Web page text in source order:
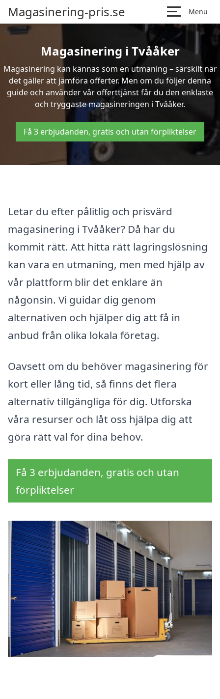
Magasinering-pris.se Menu
Magasinering i Tvååker
Magasinering kan kännas som en utmaning – särskilt när
det gäller att jämföra offerter. Men om du följer denna
guide och använder vår offerttjänst får du den enklaste
och tryggaste magasineringen i Tvååker.
Få 3 erbjudanden, gratis och utan förpliktelser
Letar du efter pålitlig och prisvärd
magasinering i Tvååker? Då har du
kommit rätt. Att hitta rätt lagringslösning
kan vara en utmaning, men med hjälp av
vår plattform blir det enklare än
någonsin. Vi guidar dig genom
alternativen och hjälper dig att få in
anbud från olika lokala företag.
Oavsett om du behöver magasinering för
kort eller lång tid, så finns det flera
alternativ tillgängliga för dig. Utforska
våra resurser och låt oss hjälpa dig att
göra rätt val för dina behov.
Få 3 erbjudanden, gratis och utan
förpliktelser